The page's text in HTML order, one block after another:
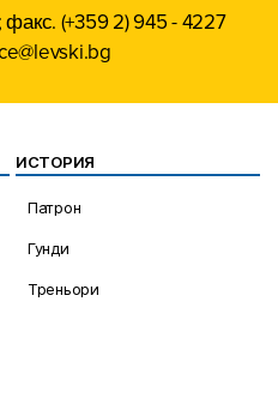
(+359 2) 945 - 4227
ИСТОРИЯ
Патрон
Гунди
Треньори